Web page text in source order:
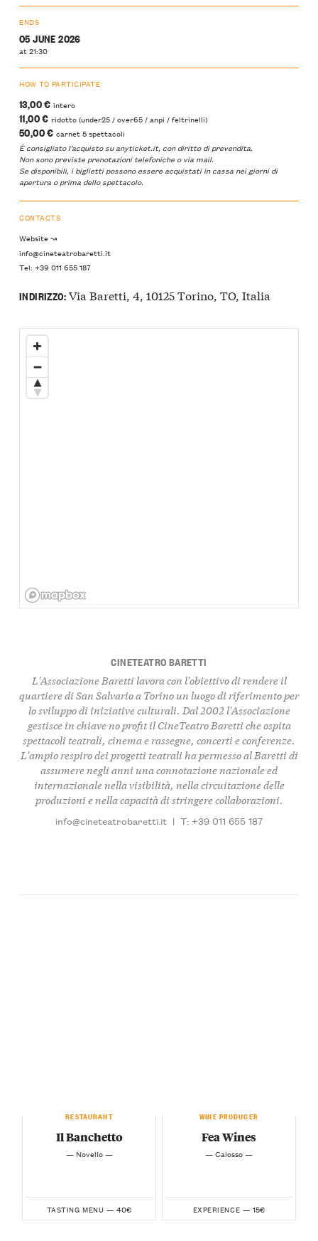
ENDS
05 JUNE 2026
at 21:30
HOW TO PARTICIPATE
13,00 € intero
11,00 € ridotto (under25 / over65 / anpi / feltrinelli)
50,00 € carnet 5 spettacoli
È consigliato l’acquisto suanyticket.it, con diritto di prevendita.
Non sono previste prenotazioni telefoniche o via mail.
Se disponibili, i biglietti possono essere acquistati in cassa nei giorni di
apertura o prima dello spettacolo.
CONTACTS
Website ↝
info@cineteatrobaretti.it
Tel: +39 011 655 187
INDIRIZZO:Via Baretti, 4, 10125 Torino, TO, Italia
CINETEATRO BARETTI
L'Associazione Baretti lavora con l'obiettivo di rendere il
quartiere di San Salvario a Torino un luogo di riferimento per
lo sviluppo di iniziative culturali. Dal 2002 l'Associazione
gestisce in chiave no profit il CineTeatro Baretti che ospita
spettacoli teatrali, cinema e rassegne, concerti e conferenze.
L'ampio respiro dei progetti teatrali ha permesso al Baretti di
assumere negli anni una connotazione nazionale ed
internazionale nella visibilità, nella circuitazione delle
produzioni e nella capacità di stringere collaborazioni.
info@cineteatrobaretti.it | T: +39 011 655 187
RESTAURANT
Il Banchetto
— Novello —
TASTING MENU — 40€
WINE PRODUCER
Fea Wines
— Calosso —
EXPERIENCE — 15€